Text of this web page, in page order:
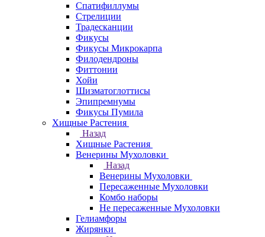
Спатифиллумы
Стрелиции
Традесканции
Фикусы
Фикусы Микрокарпа
Филодендроны
Фиттонии
Хойи
Шизматоглоттисы
Эпипремнумы
Фикусы Пумила
Хищные Растения
Назад
Хищные Растения
Венерины Мухоловки
Назад
Венерины Мухоловки
Пересаженные Мухоловки
Комбо наборы
Не пересаженные Мухоловки
Гелиамфоры
Жирянки